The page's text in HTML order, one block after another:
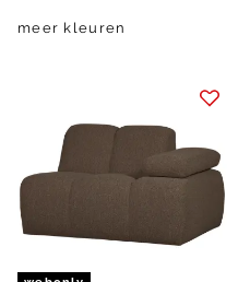
meer kleuren